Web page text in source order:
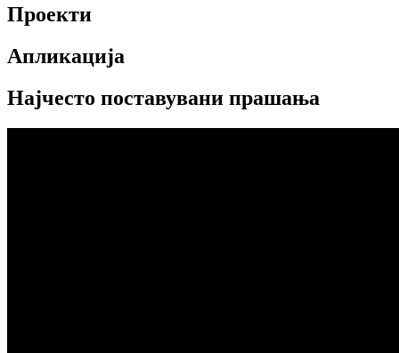
Проекти
Апликација
Најчесто поставувани прашања